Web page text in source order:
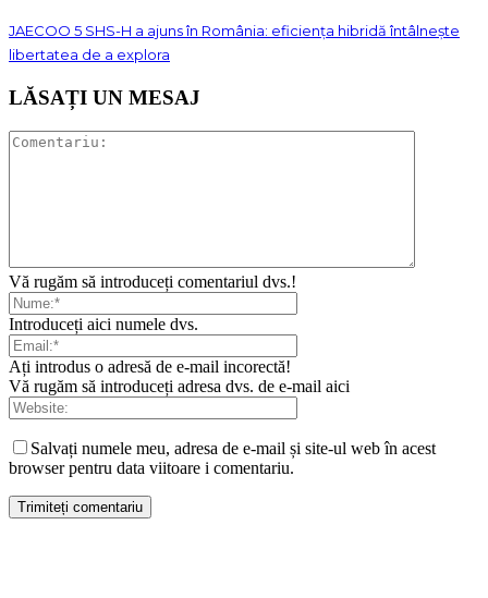
JAECOO 5 SHS-H a ajuns în România: eficiența hibridă întâlnește
libertatea de a explora
LĂSAȚI UN MESAJ
Vă rugăm să introduceți comentariul dvs.!
Introduceți aici numele dvs.
Ați introdus o adresă de e-mail incorectă!
Vă rugăm să introduceți adresa dvs. de e-mail aici
Salvați numele meu, adresa de e-mail și site-ul web în acest
browser pentru data viitoare i comentariu.